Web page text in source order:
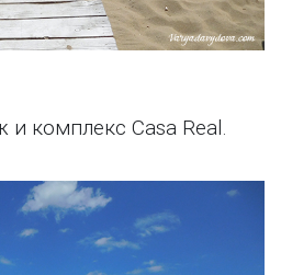
комплекс Casa Real.